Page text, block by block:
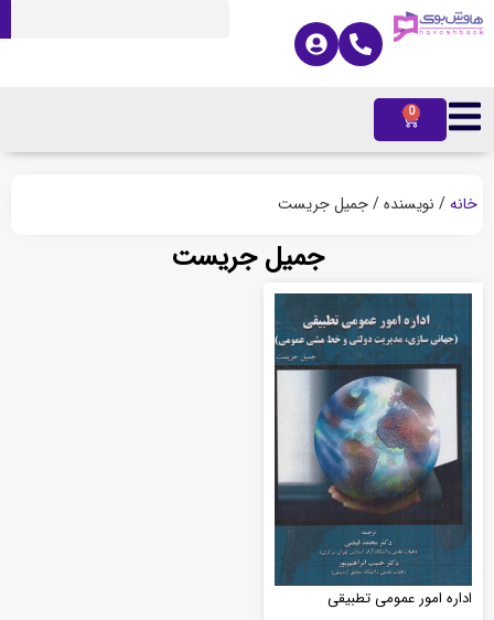
/ نویسنده / جمیل جریست
جمیل جریست
امور عمومی تطبیقی